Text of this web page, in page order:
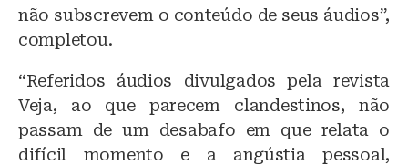
não subscrevem o conteúdo de seus áudios”,
completou.
“Referidos áudios divulgados pela revista
Veja, ao que parecem clandestinos, não
passam de um desabafo em que relata o
difícil momento e a angústia pessoal,